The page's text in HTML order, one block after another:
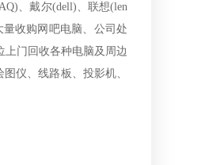
、戴尔(dell)、联想(len
量收购网吧电脑、公司处
门回收各种电脑及周边
仪、线路板、投影机、